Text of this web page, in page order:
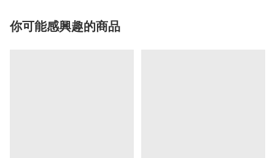
你可能感興趣的商品